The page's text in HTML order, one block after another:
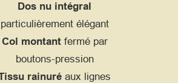
Dos nu intégral
particulièrement élégant
Col montantfermé par
boutons-pression
rainuré aux lignes